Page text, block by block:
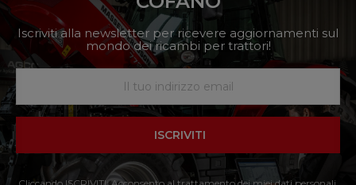
Iscriviti alla newsletter per ricevere aggiornamenti sul
mondo dei ricambi per trattori!
ISCRIVITI